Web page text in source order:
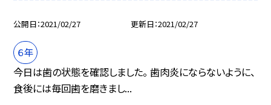
公開日 2021/02/27 更新日 2021/02/27
６年
今日は歯の状態を確認しました。 歯肉炎にならないように、
食後には毎回歯を磨きまし...